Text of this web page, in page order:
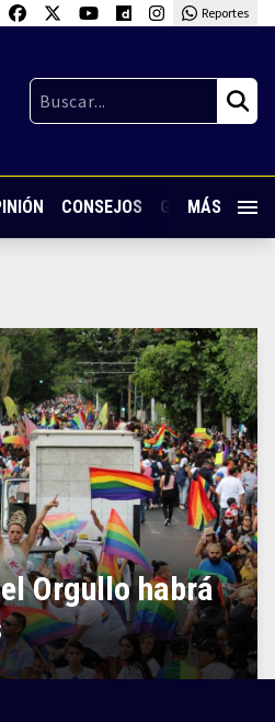
Reportes
CONSEJOS GUARDIA
MÁS
Orgullo habrá